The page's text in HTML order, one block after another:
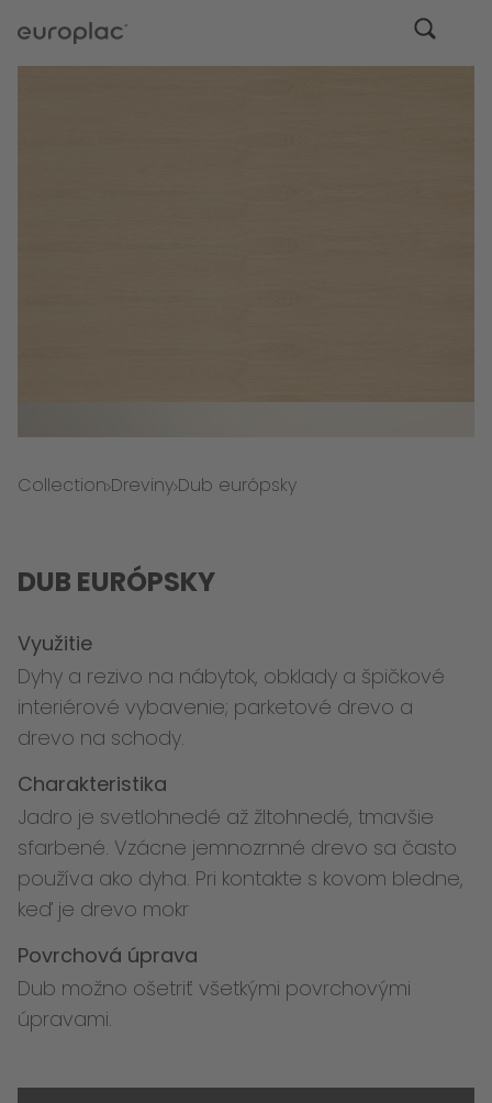
Collection Dreviny Dub európsky
DUB EURÓPSKY
Využitie
Dyhy a rezivo na nábytok, obklady a špičkové
interiérové vybavenie; parketové drevo a
drevo na schody.
Charakteristika
Jadro je svetlohnedé až žltohnedé, tmavšie
sfarbené. Vzácne jemnozrnné drevo sa často
používa ako dyha. Pri kontakte s kovom bledne,
keď je drevo mokr
Povrchová úprava
Dub možno ošetriť všetkými povrchovými
úpravami.